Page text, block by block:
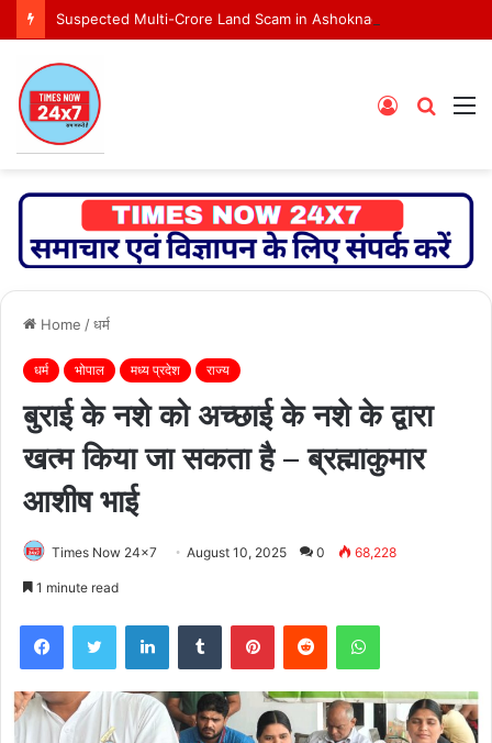
Search
Log
Home /धर्म
धर्म भोपाल मध्य प्रदेश राज्य
बुराई के नशे को अच्छाई के नशे के द्वारा
खत्म किया जा सकता है – ब्रह्माकुमार
आशीष भाई
Times Now 24x7 August 10, 2025 0 68,228
1 minute read
FacebookTwitter LinkedInTumblr PinterestReddit WhatsApp